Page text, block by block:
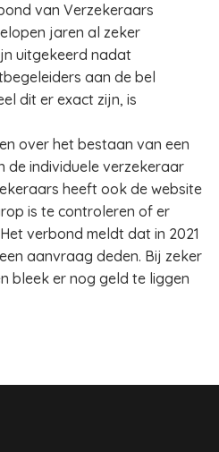
van Verzekeraars
jaren al zeker
uitgekeerd nadat
aan de bel
dit er exact zijn, is
over het bestaan van een
de individuele verzekeraar
heeft ook de website
is te controleren of er
verbond meldt dat in 2021
aanvraag deden. Bij zeker
bleek er nog geld te liggen